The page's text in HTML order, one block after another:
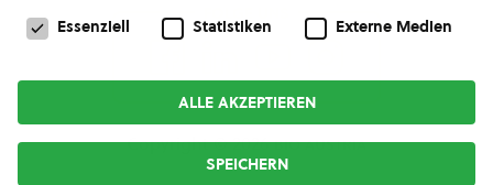
Copyright © 2026bio austria
Datenschutzeinstellungen
Essenziell Statistiken Externe Medien
ALLE AKZEPTIEREN
SPEICHERN